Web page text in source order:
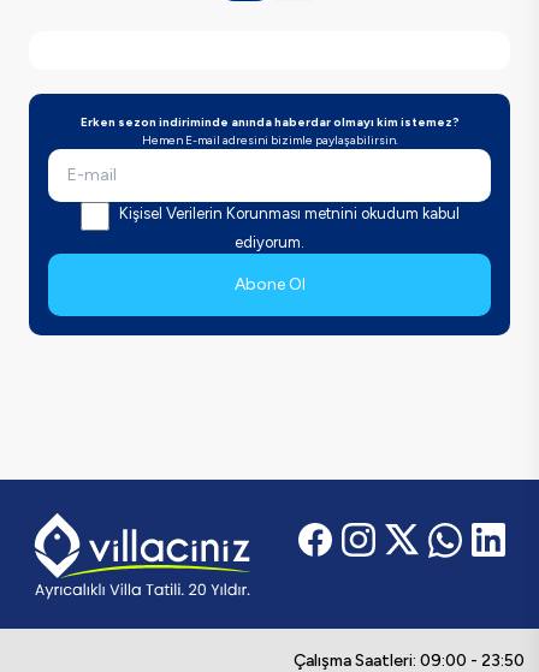
Erken sezon indiriminde anında haberdar olmayı kim istemez?
Hemen E-mail adresini bizimle paylaşabilirsin.
Kişisel Verilerin Korunması metnini okudum kabul
ediyorum.
Abone Ol
Çalışma Saatleri: 09:00 - 23:50